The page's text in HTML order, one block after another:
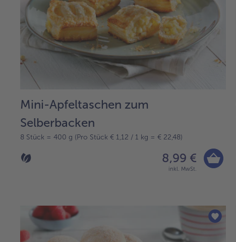
Mini-Apfeltaschen zum
Selberbacken
8 Stück = 400 g (Pro Stück € 1,12 / 1 kg = € 22,48)
8,99 €
inkl. MwSt.